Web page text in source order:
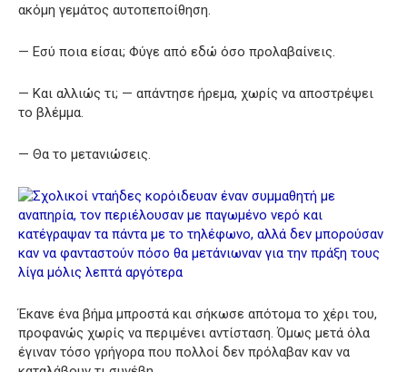
ακόμη γεμάτος αυτοπεποίθηση.
— Εσύ ποια είσαι; Φύγε από εδώ όσο προλαβαίνεις.
— Και αλλιώς τι; — απάντησε ήρεμα, χωρίς να αποστρέψει
το βλέμμα.
— Θα το μετανιώσεις.
Έκανε ένα βήμα μπροστά και σήκωσε απότομα το χέρι του,
προφανώς χωρίς να περιμένει αντίσταση. Όμως μετά όλα
έγιναν τόσο γρήγορα που πολλοί δεν πρόλαβαν καν να